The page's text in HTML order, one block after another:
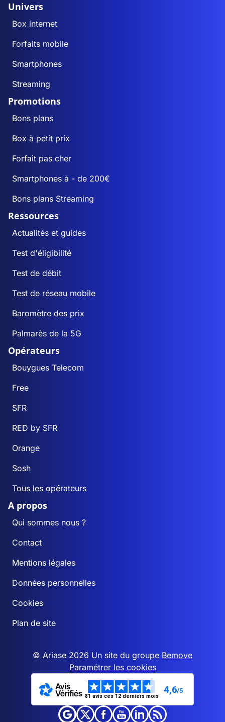
Univers
Box internet
Forfaits mobile
Smartphones
Streaming
Promotions
Bons plans
Box à petit prix
Forfait pas cher
Smartphones à - de 200€
Bons plans Streaming
Ressources
Actualités et guides
Test d'éligibilité
Test de débit
Test de réseau mobile
Baromètre des prix
Palmarès de la 5G
Opérateurs
Bouygues Telecom
Free
SFR
RED by SFR
Orange
Sosh
Tous les opérateurs
A propos
Qui sommes nous ?
Contact
Mentions légales
Données personnelles
Cookies
Plan de site
© Ariase 2026 Un site du groupe Bemove
Paramétrer les cookies
81 avis ces 12 derniers mois
4,6/5